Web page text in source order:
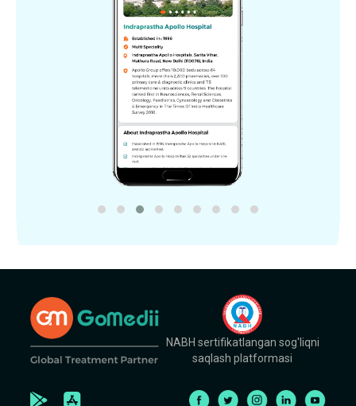
NABH sertifikatlangan sog'liqni
saqlash platformasi